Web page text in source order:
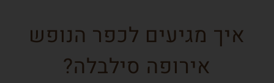
איך מגיעים לכפר הנופש
אירופה סילבלה?